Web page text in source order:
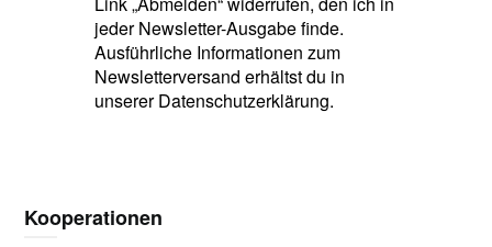
jeder Newsletter-Ausgabe finde.
Ausführliche Informationen zum
Newsletterversand erhältst du in
unserer Datenschutzerklärung.
Kooperationen